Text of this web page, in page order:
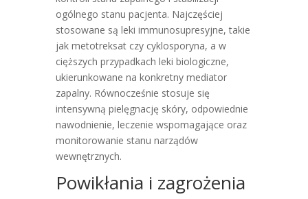
ogólnego stanu pacjenta. Najczęściej
stosowane są leki immunosupresyjne, takie
jak metotreksat czy cyklosporyna, a w
cięższych przypadkach leki biologiczne,
ukierunkowane na konkretny mediator
zapalny. Równocześnie stosuje się
intensywną pielęgnację skóry, odpowiednie
nawodnienie, leczenie wspomagające oraz
monitorowanie stanu narządów
wewnętrznych.
Powikłania i zagrożenia